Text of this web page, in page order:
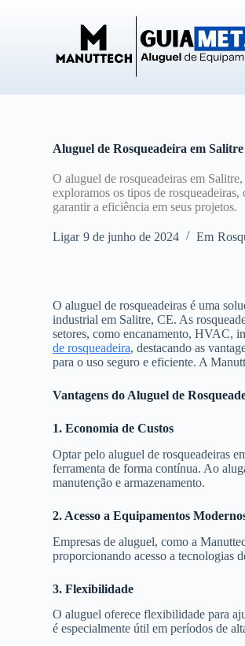
Aluguel de Rosqueadeira em
O aluguel de rosqueadeiras em
exploramos os tipos de
garantir a eficiência em seus projetos.
Ligar 9 de junho de 2024 Em
O aluguel de rosqueadeiras é uma
industrial em Salitre, CE. As
setores, como encanamento, HVAC,
de rosqueadeira, destacando as
para o uso seguro e eficiente. A
Vantagens do Aluguel de
1. Economia de Custos
Optar pelo aluguel de rosqueadeiras
ferramenta de forma contínua. Ao
manutenção e armazenamento.
2. Acesso a Equipamentos
Empresas de aluguel, como a
proporcionando acesso a tecnologias
3. Flexibilidade
O aluguel oferece flexibilidade para
é especialmente útil em períodos de